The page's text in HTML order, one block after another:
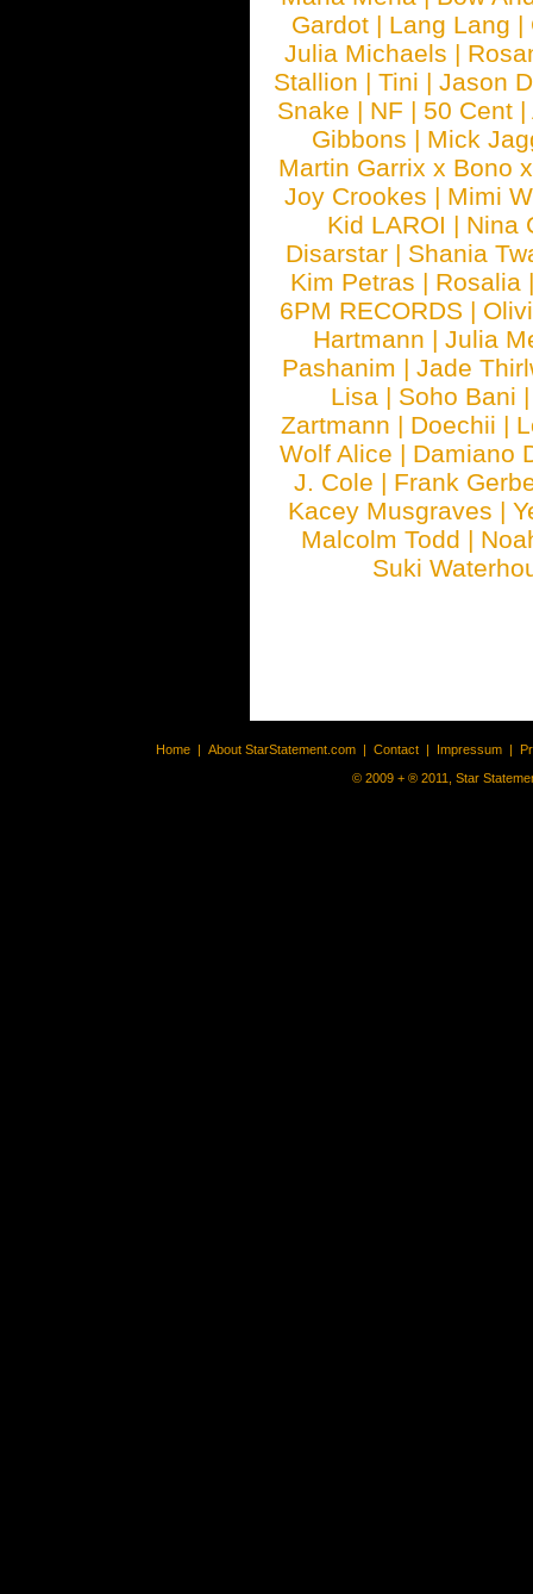
Gardot | Lang Lang |
Julia Michaels |
Stallion |Tini |Jason
Snake | NF | 50 Cent |
Gibbons | Mick
Martin Garrix x Bono
Joy Crookes | Mimi
Kid LAROI | Nina
Disarstar | Shania
Kim Petras | Rosalia
6PM RECORDS |
Hartmann |Julia
Pashanim |Jade
Lisa | Soho Bani
Zartmann | Doechii |
Wolf Alice | Damiano
J. Cole | Frank
Kacey Musgraves |
Malcolm Todd |
Suki
Home | About StarStatement.com | Contact | Impressum |
© 2009 + ® 2011, Star